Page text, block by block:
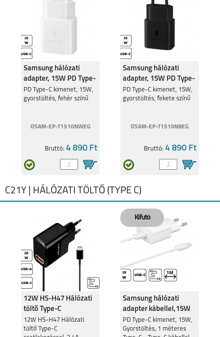
Samsung hálózati
adapter, 15W PD Type-
C, Fehér
PD Type-C kimenet, 15W,
gyorstöltés, fehér színű
OSAM-EP-T1510NWEG
Bruttó: 4 890 Ft
Samsung hálózati
adapter, 15W PD Type-
C, Fekete
PD Type-C kimenet, 15W,
gyorstöltés, fekete színű
OSAM-EP-T1510NBEG
Bruttó:4 890 Ft
C21Y | HÁLÓZATI TÖLTŐ (TYPE C)
12W HS-H47 Hálózati
töltő Type-C
csatlakozó,2.4A
12W HS-H47 Hálózati
töltő Type-C
Samsung hálózati
adapter kábellel,15W
PD Type-C kimenet, 15W,
Gyorstöltés, 1 méteres